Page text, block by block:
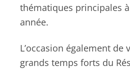
thématiques principales
année.
L’occasion également de
grands temps forts du